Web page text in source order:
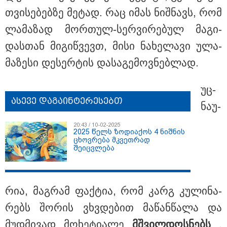
16:49 / 09-08-2026
ქუთაისში, ბრალდებული დაზარალებულის ბინაში
- დეტალებს პროკურატურა ასაჯაროებს
თვი­სე­ბებ­ზე მე­ტად. რაც იმას ნიშ­ნავს, რომ
ლა­მა­ზად მორ­თულ-სერ­ვი­რე­ბულ მა­გი­
დას­თან მი­გიწ­ვევთ, მისი ნა­ხე­ლა­ვი ულა­
მა­ზე­სი დე­სერ­ტის და­სა­გე­მოვ­ნებ­ლად.
ასევე დაგაინტერესებთ
20:43 / 10-02-2025
2025 წელს ზოდიაქოს 4 ნიშნის
ცხოვრება მკვეთრად
შეიცვლება
უც­
ნა­უ­
რია, მაგ­რამ ფაქ­ტია, რომ კარგ კუ­ლი­ნა­
რებს შო­რის ვხვდე­ბით მა­წან­წა­ლა და
მუდ­მი­ვად მო­ხე­ტი­ა­ლე მშვილ­დოს­ნებს .